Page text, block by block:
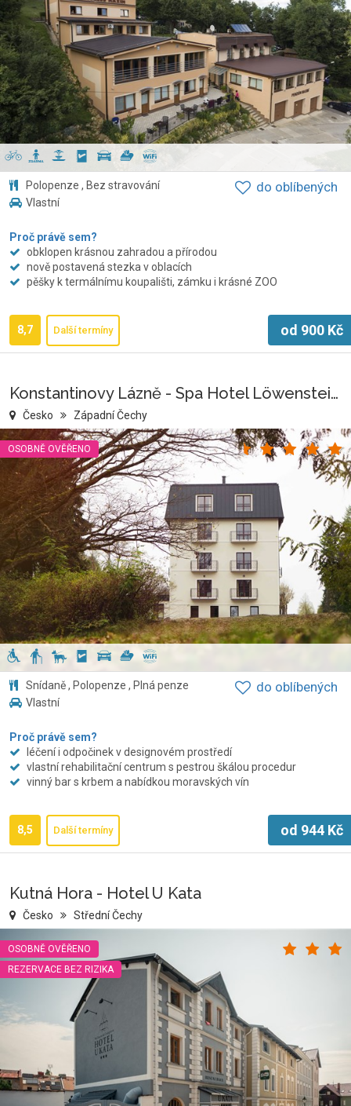
Polopenze , Bez stravování
Vlastní
Proč právě sem?
obklopen krásnou zahradou a přírodou
nově postavená stezka v oblacích
pěšky k termálnímu koupališti, zámku i krásné ZOO
8,7 Další termíny od 900 Kč
do oblíbených
Konstantinovy Lázně - Spa Hotel Löwenstein Garni
Česko Západní Čechy
OSOBNĚ OVĚŘENO
Snídaně , Polopenze , Plná penze
Vlastní
Proč právě sem?
léčení i odpočinek v designovém prostředí
vlastní rehabilitační centrum s pestrou škálou procedur
vinný bar s krbem a nabídkou moravských vín
8,5 Další termíny od 944 Kč
do oblíbených
Kutná Hora - Hotel U Kata
Česko Střední Čechy
OSOBNĚ OVĚŘENO
REZERVACE BEZ RIZIKA